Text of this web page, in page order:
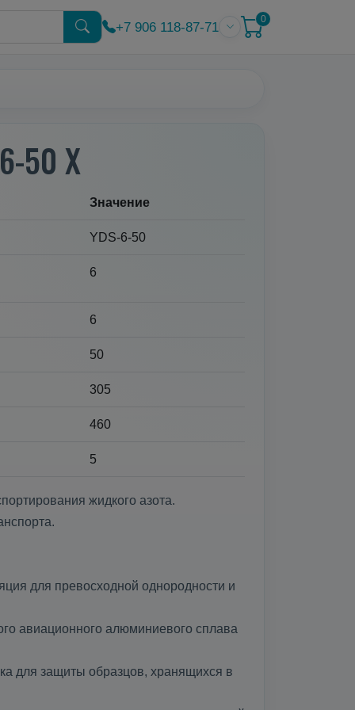
+7 906 118-87-71
0
50 X
Значение
YDS-6-50
6
6
50
305
460
5
жидкого азота.
для превосходной однородности и
авиационного алюминиевого сплава
для защиты образцов, хранящихся в